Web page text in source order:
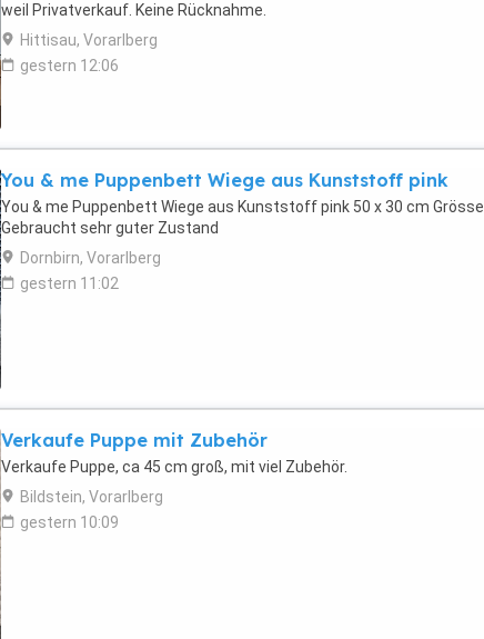
weil Privatverkauf. Keine Rücknahme.
Hittisau, Vorarlberg
gestern 12:06
You & me Puppenbett Wiege aus Kunststoff pink
You & me Puppenbett Wiege aus Kunststoff pink 50 x 30 cm Grösse
Gebraucht sehr guter Zustand
Dornbirn, Vorarlberg
gestern 11:02
Verkaufe Puppe mit Zubehör
Verkaufe Puppe, ca 45 cm groß, mit viel Zubehör.
Bildstein, Vorarlberg
gestern 10:09